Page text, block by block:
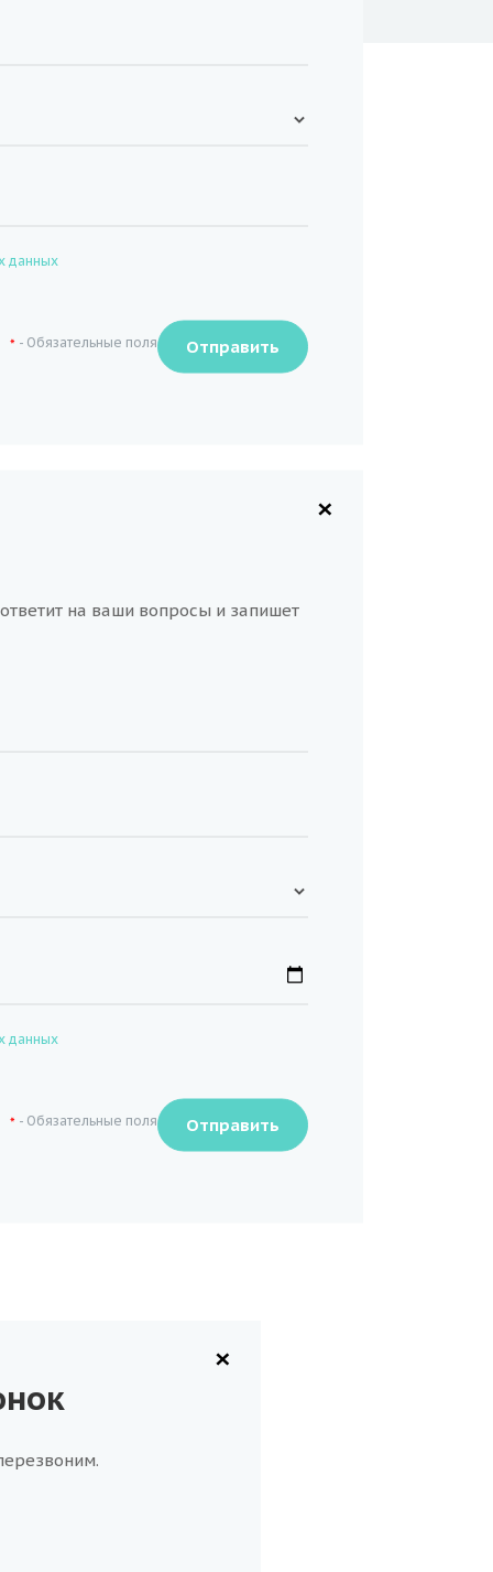
данных
* - Обязательные поля
на ваши вопросы и запишет
данных
* - Обязательные поля
×
×